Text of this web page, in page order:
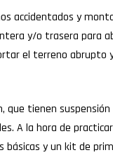
accidentados y
y/o trasera para
el terreno abrupto
que tienen
A la hora de
y un kit de